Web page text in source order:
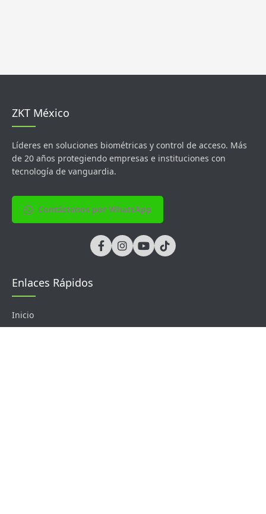
ZKT México
Líderes en soluciones biométricas y control de acceso. Más
de 20 años protegiendo empresas e instituciones con
tecnología de vanguardia.
Contáctanos por WhatsApp
Enlaces Rápidos
Inicio